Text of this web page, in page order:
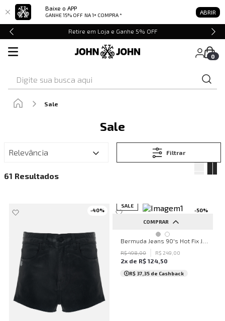
Baixe o APP
GANHE 15% OFF NA 1ª COMPRA * ABRIR
Retire em Loja e Ganhe 5% OFF
0
Sale
Sale
Relevância Filtrar
61
-40%
SALE
-50%
COMPRAR
34 36 38 40
42
44
R$498,00 R$ 249 00
2x de R$ 124,50
R$ 37,35 de Cashback